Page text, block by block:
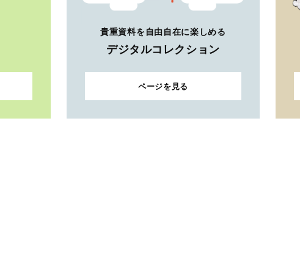
貴重資料を自由自在に楽しめる
デジタルコレクション
ページを見る